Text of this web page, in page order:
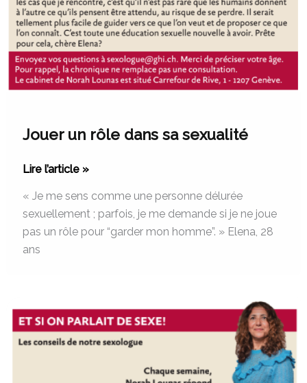
Jouer un rôle dans sa sexualité
Lire l’article »
« Je me sens comme une personne délurée
sexuellement ; parfois, je me demande si je ne joue
pas un rôle pour “garder mon homme”. » Elena, 28
ans
ou
vaginale